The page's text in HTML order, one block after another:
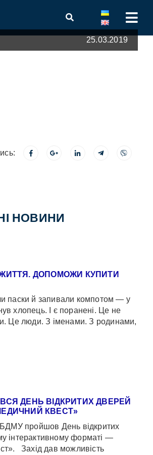
25.03.2019
НОВИНИ
ЖИТТЯ. ДОПОМОЖИ КУПИТИ
паски й запивали компотом — у
хлопець. І є поранені. Це не
Це люди. З іменами. З родинами,
ДЕНЬ ВІДКРИТИХ ДВЕРЕЙ
КВЕСТ»
пройшов День відкритих
інтерактивному форматі —
Захід дав можливість